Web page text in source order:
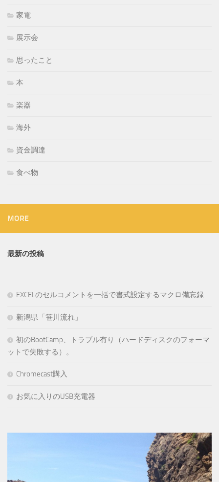
家電
展示会
思ったこと
本
楽器
海外
資金調達
食べ物
MORE
最新の投稿
EXCELのセルコメントを一括で書式設定するマクロ備忘録
新潟県「笹川流れ」
初のBootCamp、トラブル有り（ハードディスクのフォーマ
ットで失敗する）。
Chromecast購入
お気に入りのUSB充電器